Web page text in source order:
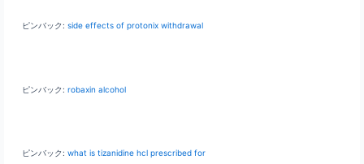
ピンバック: side effects of protonix withdrawal
ピンバック: robaxin alcohol
ピンバック: what is tizanidine hcl prescribed for